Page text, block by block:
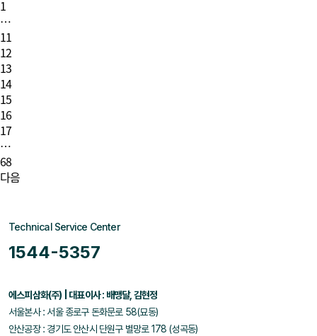
1
…
11
12
13
14
15
16
17
…
68
다음
Technical Service Center
1544-5357
에스피삼화(주) | 대표이사 : 배맹달, 김현정
서울본사 : 서울 종로구 돈화문로 58(묘동)
안산공장 : 경기도 안산시 단원구 별망로 178 (성곡동)